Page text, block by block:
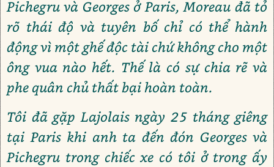
Pichegru và Georges ở Paris, Moreau đã tỏ
rõ thái độ và tuyên bố chỉ có thể hành
động vì một ghế độc tài chứ không cho một
ông vua nào hết. Thế là có sự chia rẽ và
phe quân chủ thất bại hoàn toàn.
Tôi đã gặp Lajolais ngày 25 tháng giêng
tại Paris khi anh ta đến đón Georges và
Pichegru trong chiếc xe có tôi ở trong ấy